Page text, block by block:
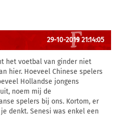
29-10-2019 21:14:05
het voetbal van ginder niet
hier. Hoeveel Chinese spelers
Hollandse jongens
noem mij de
spelers bij ons. Kortom, er
denkt. Senesi was enkel een